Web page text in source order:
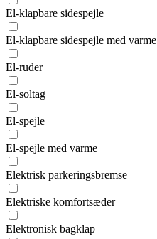
El-klapbare sidespejle
El-klapbare sidespejle med varme
El-ruder
El-soltag
El-spejle
El-spejle med varme
Elektrisk parkeringsbremse
Elektriske komfortsæder
Elektronisk bagklap